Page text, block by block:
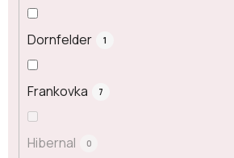
Dornfelder 1
Frankovka 7
Hibernal 0